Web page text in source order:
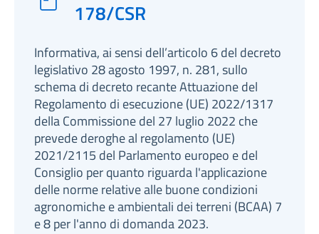
178/CSR
Informativa, ai sensi dell’articolo 6 del decreto
legislativo 28 agosto 1997, n. 281, sullo
schema di decreto recante Attuazione del
Regolamento di esecuzione (UE) 2022/1317
della Commissione del 27 luglio 2022 che
prevede deroghe al regolamento (UE)
2021/2115 del Parlamento europeo e del
Consiglio per quanto riguarda l'applicazione
delle norme relative alle buone condizioni
agronomiche e ambientali dei terreni (BCAA) 7
e 8 per l'anno di domanda 2023.